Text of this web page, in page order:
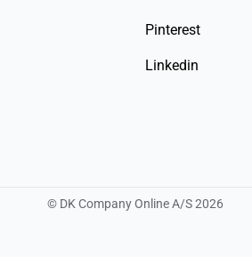
Pinterest
Linkedin
© DK Company Online A/S2026